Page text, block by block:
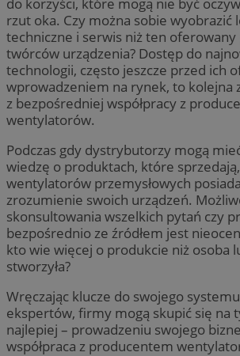
rzut oka. Czy można sobie wyobrazić
techniczne i serwis niż ten oferowany
twórców urządzenia? Dostęp do
technologii, często jeszcze przed ich
wprowadzeniem na rynek, to kolejna
z bezpośredniej współpracy z
wentylatorów.
Podczas gdy dystrybutorzy mogą
wiedzę o produktach, które
wentylatorów przemysłowych
zrozumienie swoich urządzeń.
skonsultowania wszelkich pytań czy
bezpośrednio ze źródłem jest
kto wie więcej o produkcie niż osoba
stworzyła?
Wręczając klucze do swojego
ekspertów, firmy mogą skupić się na
najlepiej – prowadzeniu swojego
współpraca z producentem